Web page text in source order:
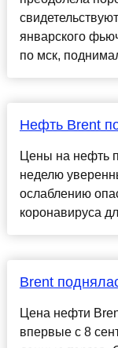
январского
по мск,
Нефть Brent
Цены на нефть
неделю
ослаблению
коронавируса
Brent
Цена нефти
впервые с 8